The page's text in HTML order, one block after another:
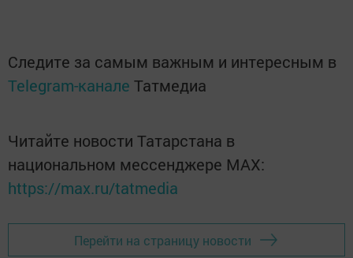
Следите за самым важным и интересным в
Telegram-канале Татмедиа
Читайте новости Татарстана в
национальном мессенджере MАХ:
https://max.ru/tatmedia
Перейти на страницу новости